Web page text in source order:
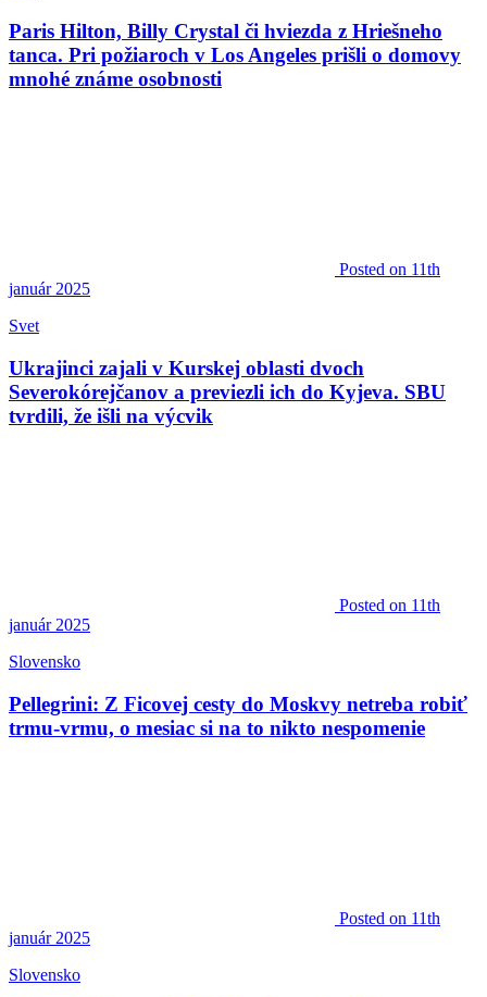
Paris Hilton, Billy Crystal či hviezda z Hriešneho
tanca. Pri požiaroch v Los Angeles prišli o domovy
mnohé známe osobnosti
Posted on 11th
január 2025
Svet
Ukrajinci zajali v Kurskej oblasti dvoch
Severokórejčanov a previezli ich do Kyjeva. SBU
tvrdili, že išli na výcvik
Posted on 11th
január 2025
Slovensko
Pellegrini: Z Ficovej cesty do Moskvy netreba robiť
trmu-vrmu, o mesiac si na to nikto nespomenie
Posted on 11th
január 2025
Slovensko